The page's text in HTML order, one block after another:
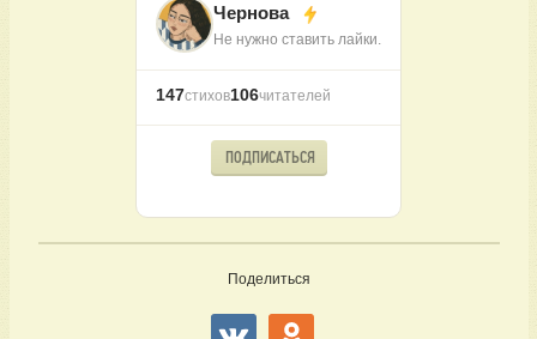
Чернова
Не нужно ставить лайки.
147стихов106читателей
ПОДПИСАТЬСЯ
Поделиться